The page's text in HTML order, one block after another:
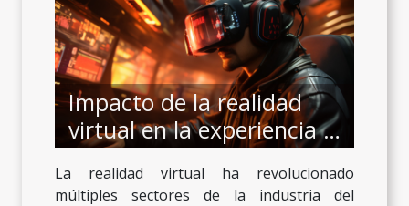
Impacto de la realidad
virtual en la experiencia de
juegos de casino
La realidad virtual ha revolucionado
múltiples sectores de la industria del